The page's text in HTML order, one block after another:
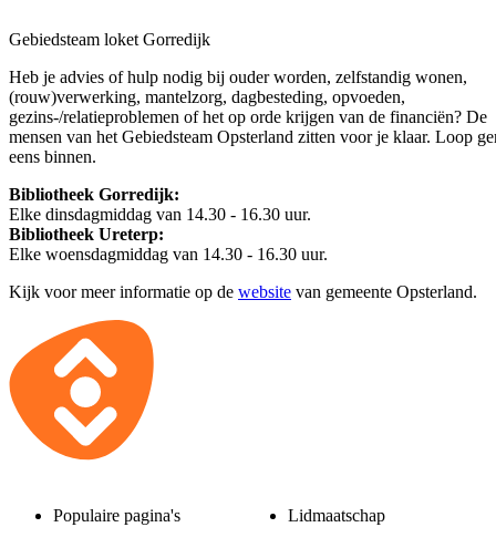
Gebiedsteam loket Gorredijk
Heb je advies of hulp nodig bij ouder worden, zelfstandig wonen,
(rouw)verwerking, mantelzorg, dagbesteding, opvoeden,
gezins-/relatieproblemen of het op orde krijgen van de financiën? De
mensen van het Gebiedsteam Opsterland zitten voor je klaar. Loop
eens binnen.
Bibliotheek Gorredijk:
Elke dinsdagmiddag van 14.30 - 16.30 uur.
Bibliotheek Ureterp:
Elke woensdagmiddag van 14.30 - 16.30 uur.
Kijk voor meer informatie op de website van gemeente Opsterland.
Populaire pagina's Lidmaatschap